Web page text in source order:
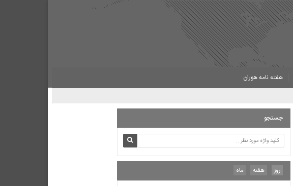
هفته نامه هوران
جستجو
روز هفته ماه
رژیم اشغالگر “نمی‌تواند” صدای «عبود بطح» را در نوار غزه خاموش کند
+ عکس
«نعیم بن عجلان انصاری خزرجی» از شهدای نخستین حمله سپاه دشمن
در کربلا
ورق خورد
تصاویر شهدای مظلوم فلسطینی «کودکان و زنان» غزه
پاسخ جنبش انصارالله به تهدید اسرائیل کاتس: «اجازه نمی‌دهیم
جنایتکار ما را تهدید کند»
محمد عوده از رَعیل اول جهاد بود و تا طوفان الاقصی
اسامی ۲۹۰ نفر از شهدای پرواز ۶۵۵ ایران ایر